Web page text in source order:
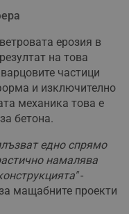
ерозия в
на това
частици
и изключително
механика това е
бетона.
едно спрямо
намалява
-
мащабните проекти